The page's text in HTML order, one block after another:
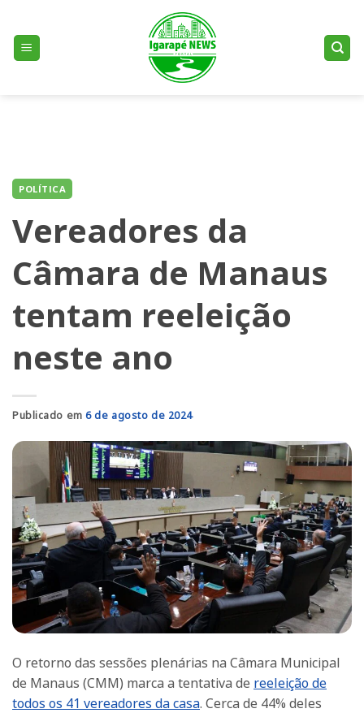
content
POLÍTICA
Vereadores da
Câmara de Manaus
tentam reeleição
neste ano
Publicado em6 de agosto de 2024
O retorno das sessões plenárias na Câmara Municipal
de Manaus (CMM) marca a tentativa de reeleição de
todos os 41 vereadores da casa. Cerca de 44% deles